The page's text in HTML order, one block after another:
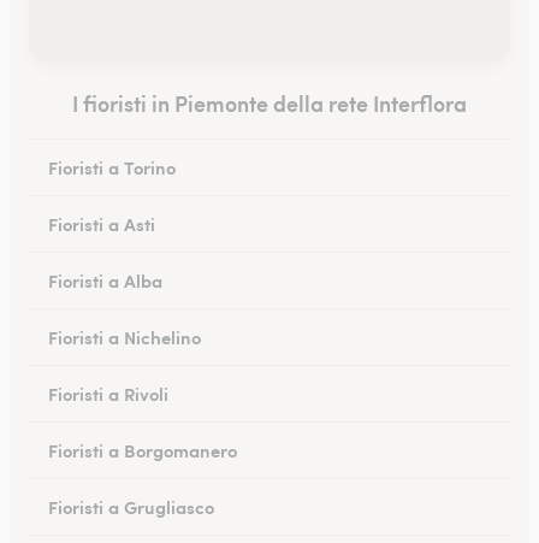
I fioristi in Piemonte della rete Interflora
Fioristi a Torino
Fioristi a Asti
Fioristi a Alba
Fioristi a Nichelino
Fioristi a Rivoli
Fioristi a Borgomanero
Fioristi a Grugliasco